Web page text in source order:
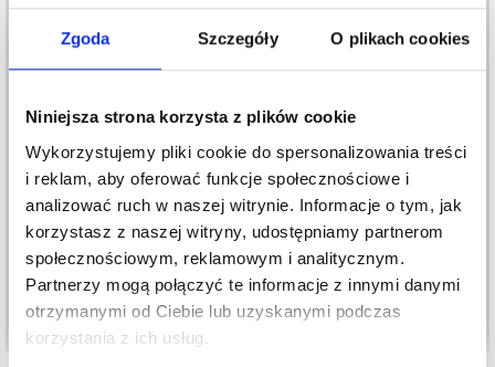
Zgoda Szczegóły O plikach cookies
Niniejsza strona korzysta z plików cookie
Wykorzystujemy pliki cookie do spersonalizowania treści
i reklam, aby oferować funkcje społecznościowe i
analizować ruch w naszej witrynie. Informacje o tym, jak
korzystasz z naszej witryny, udostępniamy partnerom
społecznościowym, reklamowym i analitycznym.
Partnerzy mogą połączyć te informacje z innymi danymi
otrzymanymi od Ciebie lub uzyskanymi podczas
korzystania z ich usług.
MARKERY
PIERŚCIENIOWE
CLOVER STITCH,
JUMBO
(CZERWONY/ZIELONY)
37,05 zł
Dodaj do koszyka
MARKERY
PIERŚCIENIOWE
CLOVER
(RÓŻOWY/NIEBIESKI/
37,05 zł
Dodaj do koszyka